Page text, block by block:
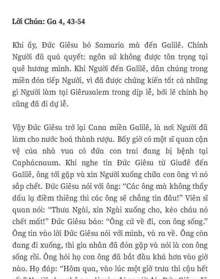
Lời Chúa: Ga 4, 43-54
Khi ấy, Đức Giêsu bỏ Samaria mà đến Galilê. Chính
Người đã quả quyết: ngôn sứ không được tôn trọng tại
quê hương mình. Khi Người đến Galilê, dân chúng trong
miền đón tiếp Người, vì đã được chứng kiến tất cả những
gì Người làm tại Giêrusalem trong dịp lễ, bởi lẽ chính họ
cũng đã đi dự lễ.
Vậy Đức Giêsu trở lại Cana miền Galilê, là nơi Người đã
làm cho nước hoá thành rượu. Bấy giờ có một sĩ quan cận
vệ của nhà vua có đứa con trai đang bị bệnh tại
Caphácnaum. Khi nghe tin Đức Giêsu từ Giuđê đến
Galilê, ông tới gặp và xin Người xuống chữa con ông vì nó
sắp chết. Đức Giêsu nói với ông: “Các ông mà không thấy
dấu lạ điềm thiêng thì các ông sẽ chẳng tin đâu!” Viên sĩ
quan nói: “Thưa Ngài, xin Ngài xuống cho, kẻo cháu nó
chết mất!” Đức Giêsu bảo: “Ông cứ về đi, con ông sống.”
Ông tin vào lời Đức Giêsu nói với mình, và ra về. Ông còn
đang đi xuống, thì gia nhân đã đón gặp và nói là con ông
sống rồi. Ông hỏi họ con ông đã bắt đầu khá hơn vào giờ
nào. Họ đáp: “Hôm qua, vào lúc một giờ trưa thì cậu hết